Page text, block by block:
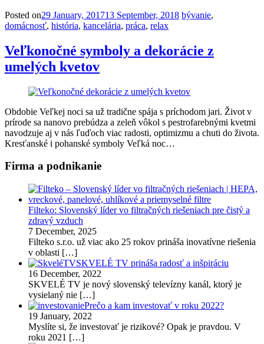
Posted on29 January, 201713 September, 2018 bývanie,
domácnosť, história, kancelária, práca, relax
Veľkonočné symboly a dekorácie z
umelých kvetov
Obdobie Veľkej noci sa už tradične spája s príchodom jari. Život v
prírode sa nanovo prebúdza a zeleň vôkol s pestrofarebnými kvetmi
navodzuje aj v nás ľuďoch viac radosti, optimizmu a chuti do života.
Kresťanské i pohanské symboly Veľká noc…
Firma a podnikanie
Filteko: Slovenský líder vo filtračných riešeniach pre čistý a
zdravý vzduch
7 December, 2025
Filteko s.r.o. už viac ako 25 rokov prináša inovatívne riešenia
v oblasti […]
SKVELÉ TV prináša radosť a inšpiráciu
16 December, 2022
SKVELÉ TV je nový slovenský televízny kanál, ktorý je
vysielaný nie […]
Prečo a kam investovať v roku 2022?
19 January, 2022
Myslíte si, že investovať je rizikové? Opak je pravdou. V
roku 2021 […]